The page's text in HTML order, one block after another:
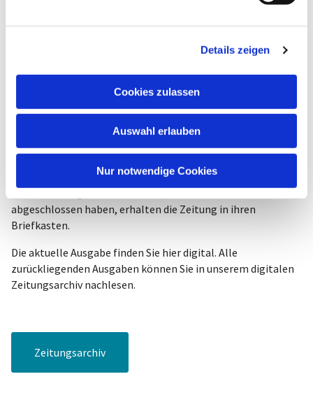
Details zeigen
Cookies zulassen
Auswahl erlauben
Nur notwendige Cookies
Hochmeisterzeitung
Alle 2 Monate erscheint unsere Hochmeisterzeitung. Alle
Gemeindemitglieder sowie alle, die einkostenloses Abo
abgeschlossen haben, erhalten die Zeitung in ihren
Briefkasten.
Die aktuelle Ausgabe finden Sie hier digital. Alle
zurückliegenden Ausgaben können Sie in unserem digitalen
Zeitungsarchiv nachlesen.
Zeitungsarchiv